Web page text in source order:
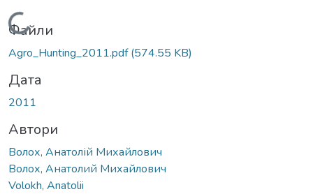
Вантажиться...
Файли
Agro_Hunting_2011.pdf(574.55 KB)
Дата
2011
Автори
Волох, Анатолій Михайлович
Волох, Анатолий Михайлович
Volokh, Anatolii